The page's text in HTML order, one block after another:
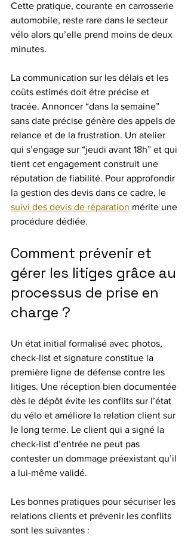
Cette pratique, courante en carrosserie
automobile, reste rare dans le secteur
vélo alors qu’elle prend moins de deux
minutes.
La communication sur les délais et les
coûts estimés doit être précise et
tracée. Annoncer “dans la semaine”
sans date précise génère des appels de
relance et de la frustration. Un atelier
qui s’engage sur “jeudi avant 18h” et qui
tient cet engagement construit une
réputation de fiabilité. Pour approfondir
la gestion des devis dans ce cadre, le
suivi des devis de réparation mérite une
procédure dédiée.
Comment prévenir et
gérer les litiges grâce au
processus de prise en
charge ?
Un état initial formalisé avec photos,
check-list et signature constitue la
première ligne de défense contre les
litiges. Une réception bien documentée
dès le dépôt évite les conflits sur l’état
du vélo et améliore la relation client sur
le long terme. Le client qui a signé la
check-list d’entrée ne peut pas
contester un dommage préexistant qu’il
a lui-même validé.
Les bonnes pratiques pour sécuriser les
relations clients et prévenir les conflits
sont les suivantes :